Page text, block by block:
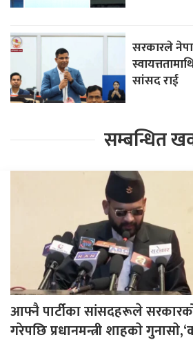
सरकारले
सांसद राई
सम्बन्धित
आफ्नै पार्टीका सांसदहरूले
गरेपछि प्रधानमन्त्री शाहकाे